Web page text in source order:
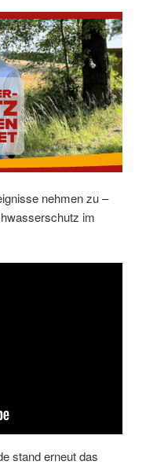
nehmen zu –
im
stand erneut das